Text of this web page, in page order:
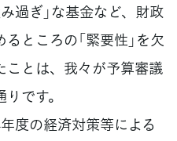
過ぎ」な基金など、財政
ところの「緊要性」を欠
ことは、我々が予算審議
です。
度の経済対策等による